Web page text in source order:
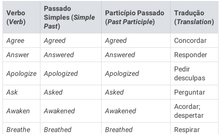
Verbo
(Verb)
Passado
Simples (Simple
Past)
Particípio Passado
(Past Participle)
Tradução
(Translation)
Agree Agreed Agreed
Concordar
Answer
Answered Answered Responder
Apologize Apologized Apologized
Pedir
desculpas
Ask
Asked Asked Perguntar
Awaken Awakened Awakened
Acordar;
despertar
Breathe
Breathed Breathed
Respirar